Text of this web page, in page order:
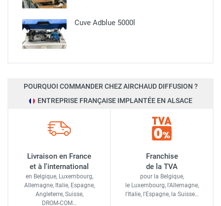
Cuve Adblue 5000l
POURQUOI COMMANDER CHEZ AIRCHAUD DIFFUSION ?
ENTREPRISE FRANÇAISE IMPLANTÉE EN ALSACE
Livraison en France
et à l'international
en Belgique, Luxembourg,
Allemagne, Italie, Espagne,
Angleterre, Suisse,
DROM-COM…
Franchise
de la TVA
pour la Belgique,
le Luxembourg, l'Allemagne,
l'Italie, l'Espagne, la Suisse…